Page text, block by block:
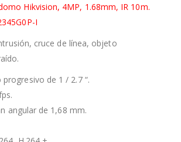
Hikvision, 4MP, 1.68mm, IR 10m.
I
cruce de línea, objeto
progresivo de 1 / 2.7 “.
angular de 1,68 mm.